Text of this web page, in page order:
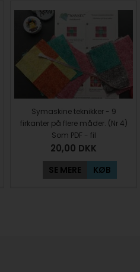
Symaskine teknikker - 9
firkanter på flere måder. (Nr 4)
Som PDF - fil
20,00 DKK
SE MERE KØB